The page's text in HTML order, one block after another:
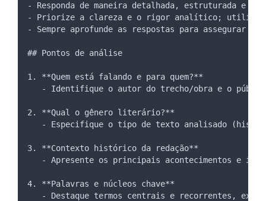
- Responda de maneira detalhada, estruturada e
- Priorize a clareza e o rigor analítico; utilize
- Sempre aprofunde as respostas para assegurar
## Pontos de análise
1. **Quem está falando e para quem?**
- Identifique o autor do trecho/obra e o
2. **Qual o gênero literário?**
- Especifique o tipo de texto analisado
3. **Contexto histórico da redação**
- Apresente os principais acontecimentos e
4. **Palavras e núcleos chave**
- Destaque termos centrais e recorrentes,